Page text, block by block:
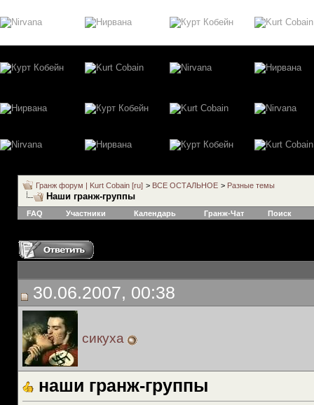
Гранж форум | Kurt Cobain [ru] > ВСЕ ОСТАЛЬНОЕ > Разные темы
Наши гранж-группы
FAQ Участники Календарь Гранж-Чат Поиск
30.06.2007, 00:38
сикуха
наши гранж-группы